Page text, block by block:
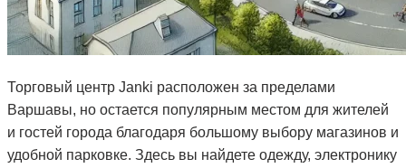
Торговый центр Janki расположен за пределами
Варшавы, но остается популярным местом для жителей
и гостей города благодаря большому выбору магазинов и
удобной парковке. Здесь вы найдете одежду, электронику